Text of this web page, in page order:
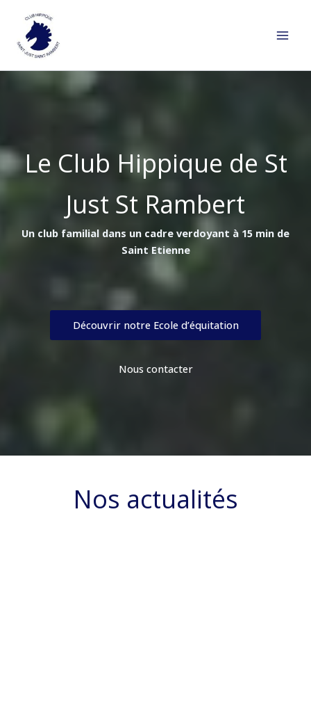
contenu
Le Club Hippique de St
Just St Rambert
Un club familial dans un cadre verdoyant à 15 min de
Saint Etienne
Découvrir notre Ecole d’équitation
Nous contacter
Nos actualités